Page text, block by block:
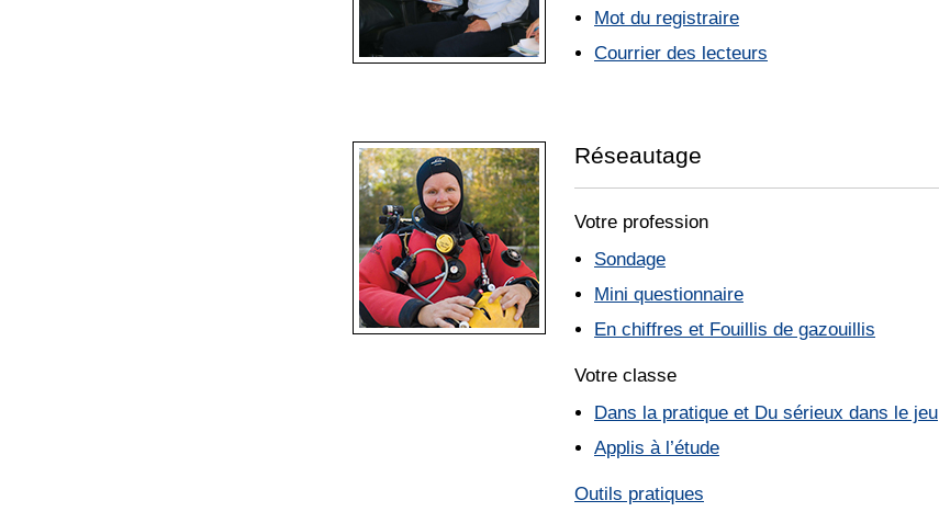
Mot du registraire
Courrier des lecteurs
Réseautage
Votre profession
Sondage
Mini questionnaire
En chiffres et Fouillis de gazouillis
Votre classe
Dans la pratique et Du sérieux dans le jeu
Applis à l’étude
Outils pratiques